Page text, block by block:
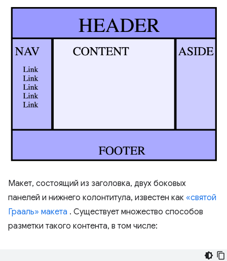
Макет, состоящий из заголовка, двух боковых
панелей и нижнего колонтитула, известен как «святой
Грааль» макета . Существует множество способов
разметки такого контента, в том числе: